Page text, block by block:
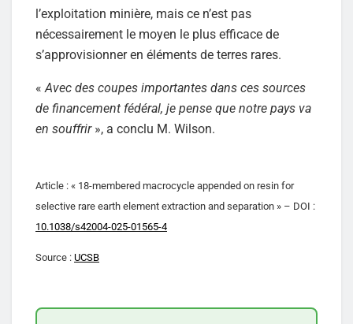
l’exploitation minière, mais ce n’est pas
nécessairement le moyen le plus efficace de
s’approvisionner en éléments de terres rares.
« Avec des coupes importantes dans ces sources
de financement fédéral, je pense que notre pays va
en souffrir », a conclu M. Wilson.
Article : « 18-membered macrocycle appended on resin for
selective rare earth element extraction and separation » – DOI :
10.1038/s42004-025-01565-4
Source : UCSB